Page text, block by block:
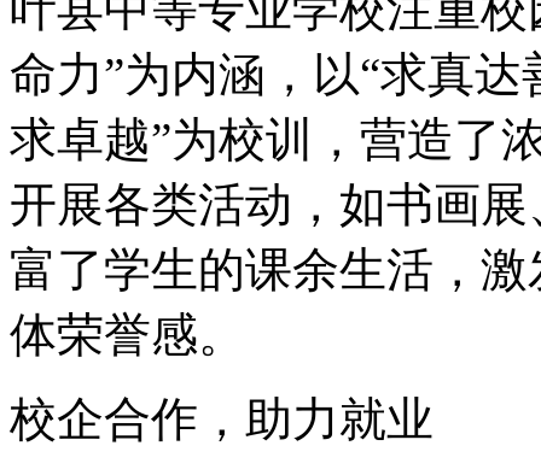
命力”为内涵，以“求真
求卓越”为校训，营造了
开展各类活动，如书画
富了学生的课余生活，
体荣誉感。
校企合作，助力就业